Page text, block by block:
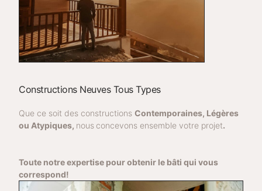
Constructions Neuves Tous Types
Que ce soit des constructionsContemporaines, Légères
ou Atypiques, nous concevons ensemble votre projet.
Toute notre expertise pour obtenir le bâti qui vous
correspond!